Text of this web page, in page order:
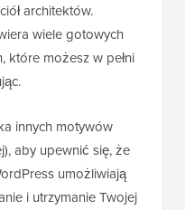
architektów.
wiele gotowych
które możesz w pełni
innych motywów
aby upewnić się, że
umożliwiają
i utrzymanie Twojej